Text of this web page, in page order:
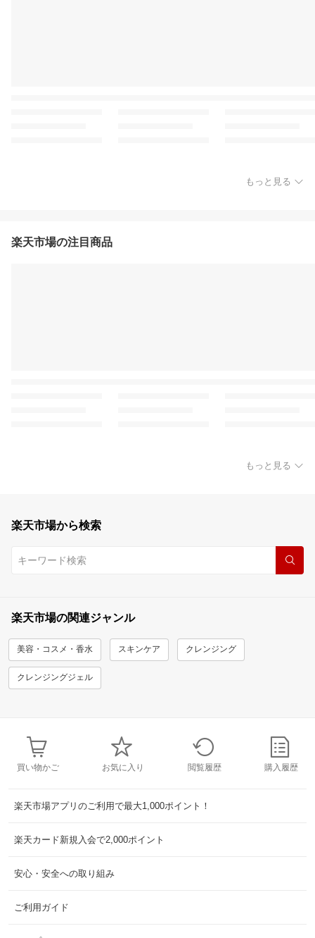
もっと見る
楽天市場の注目商品
もっと見る
楽天市場から検索
楽天市場の関連ジャンル
美容・コスメ・香水 スキンケア クレンジング
クレンジングジェル
買い物かご お気に入り 閲覧履歴 購入履歴
楽天市場アプリのご利用で最大1,000ポイント！
楽天カード新規入会で2,000ポイント
安心・安全への取り組み
ご利用ガイド